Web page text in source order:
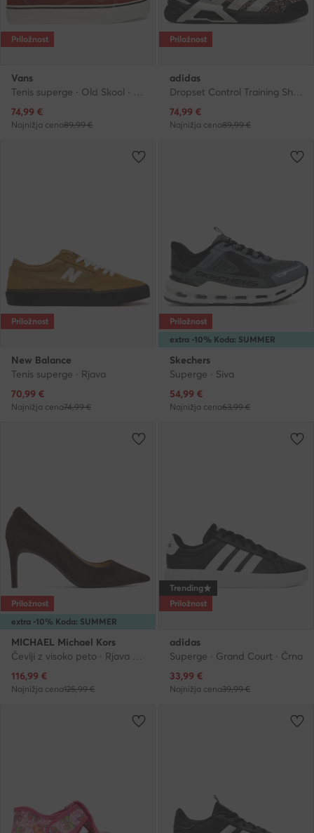
Priložnost
Vans
Tenis superge · Old Skool · Rdeča
Trenutna cena
74,99 €
Najnižja cena89,99 €
Priložnost
adidas
Dropset Control Training Shoes KJ9165 · Čevlji za telovadbo
Trenutna cena
74,99 €
Najnižja cena89,99 €
Priložnost
New Balance
Tenis superge · Rjava
Trenutna cena
70,99 €
Najnižja cena74,99 €
extra -10% Koda: SUMMER
Priložnost
Skechers
Superge · Siva
Trenutna cena
54,99 €
Najnižja cena63,99 €
extra -10% Koda: SUMMER
Priložnost
MICHAEL Michael Kors
Čevlji z visoko peto · Rjava · 7.5 cm
Trenutna cena
116,99 €
Najnižja cena125,99 €
Trending
Priložnost
adidas
Superge · Grand Court · Črna
Trenutna cena
33,99 €
Najnižja cena39,99 €